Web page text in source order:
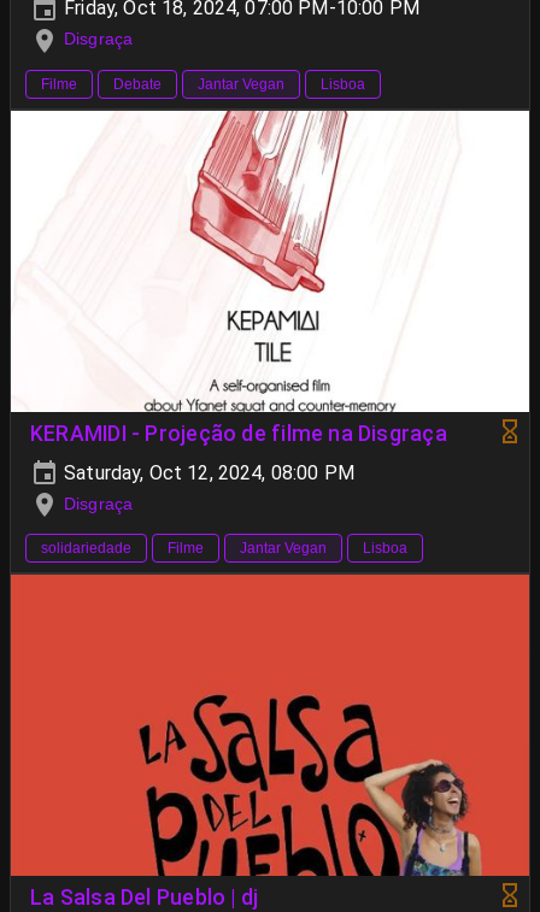
Friday, Oct 18, 2024, 07:00 PM-10:00 PM
Disgraça
Filme Debate Jantar Vegan Lisboa
KERAMIDI - Projeção de filme na Disgraça
Saturday, Oct 12, 2024, 08:00 PM
Disgraça
solidariedade Filme Jantar Vegan Lisboa
La Salsa Del Pueblo | dj